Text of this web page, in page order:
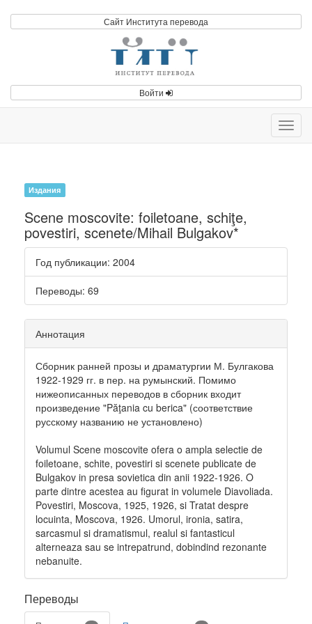
Сайт Института перевода
Войти
Издания
Scene moscovite: foiletoane, schiţe,
povestiri, scenete/Mihail Bulgakov*
Год публикации: 2004
Переводы: 69
Аннотация
Сборник ранней прозы и драматургии М. Булгакова
1922-1929 гг. в пер. на румынский. Помимо
нижеописанных переводов в сборник входит
произведение "Păţania cu berica" (соответствие
русскому названию не установлено)
Volumul Scene moscovite ofera o ampla selectie de
foiletoane, schite, povestiri si scenete publicate de
Bulgakov in presa sovietica din anii 1922-1926. O
parte dintre acestea au figurat in volumele Diavoliada.
Povestiri, Moscova, 1925, 1926, si Tratat despre
locuinta, Moscova, 1926. Umorul, ironia, satira,
sarcasmul si dramatismul, realul si fantasticul
alterneaza sau se intrepatrund, dobindind rezonante
nebanuite.
Переводы